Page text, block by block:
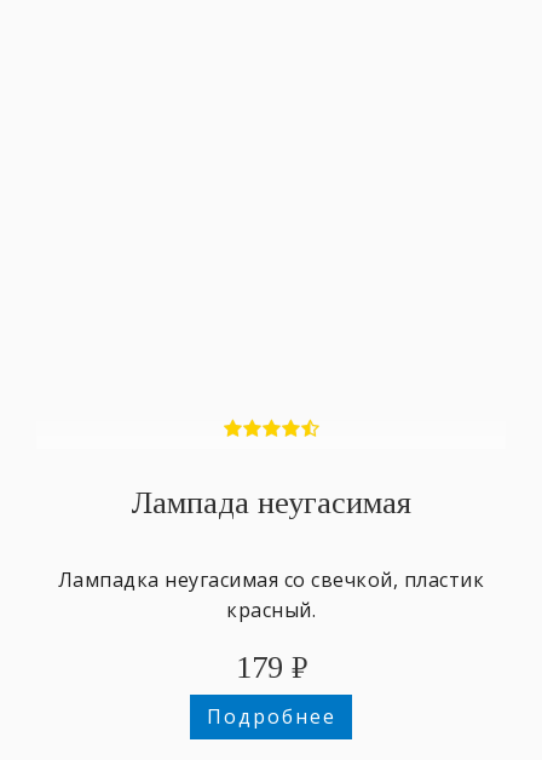
Лампада неугасимая
Лампадка неугасимая со свечкой, пластик
красный.
179 ₽
Подробнее